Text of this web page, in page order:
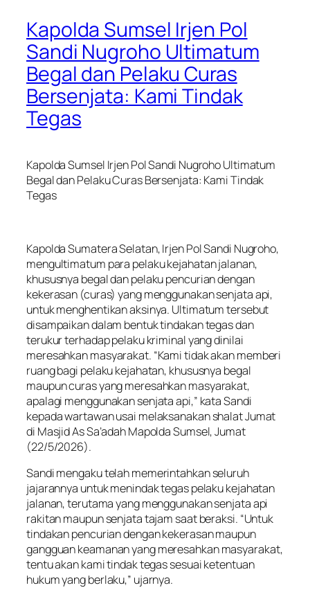
Kapolda Sumsel Irjen Pol
Sandi Nugroho Ultimatum
Begal dan Pelaku Curas
Bersenjata: Kami Tindak
Tegas
Kapolda Sumsel Irjen Pol Sandi Nugroho Ultimatum
Begal dan Pelaku Curas Bersenjata: Kami Tindak
Tegas
Kapolda Sumatera Selatan, Irjen Pol Sandi Nugroho,
mengultimatum para pelaku kejahatan jalanan,
khususnya begal dan pelaku pencurian dengan
kekerasan (curas) yang menggunakan senjata api,
untuk menghentikan aksinya. Ultimatum tersebut
disampaikan dalam bentuk tindakan tegas dan
terukur terhadap pelaku kriminal yang dinilai
meresahkan masyarakat. “Kami tidak akan memberi
ruang bagi pelaku kejahatan, khususnya begal
maupun curas yang meresahkan masyarakat,
apalagi menggunakan senjata api,” kata Sandi
kepada wartawan usai melaksanakan shalat Jumat
di Masjid As Sa’adah Mapolda Sumsel, Jumat
(22/5/2026).
Sandi mengaku telah memerintahkan seluruh
jajarannya untuk menindak tegas pelaku kejahatan
jalanan, terutama yang menggunakan senjata api
rakitan maupun senjata tajam saat beraksi. “Untuk
tindakan pencurian dengan kekerasan maupun
gangguan keamanan yang meresahkan masyarakat,
tentu akan kami tindak tegas sesuai ketentuan
hukum yang berlaku,” ujarnya.